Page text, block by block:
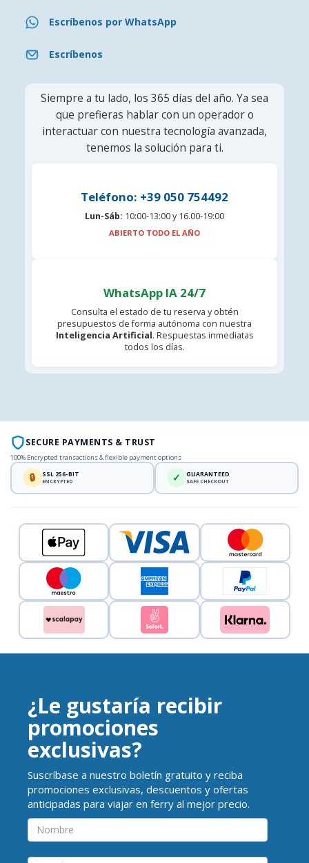
Escríbenos por WhatsApp
Escríbenos
Siempre a tu lado, los 365 días del año. Ya sea
que prefieras hablar con un operador o
interactuar con nuestra tecnología avanzada,
tenemos la solución para ti.
Teléfono: +39 050 754492
Lun-Sáb: 10:00-13:00 y 16.00-19:00
ABIERTO TODO EL AÑO
WhatsApp IA 24/7
Consulta el estado de tu reserva y obtén
presupuestos de forma autónoma con nuestra
Inteligencia Artificial. Respuestas inmediatas
todos los días.
SECURE PAYMENTS & TRUST
100% Encrypted transactions & flexible payment options
🔒 SSL 256-BIT
ENCRYPTED ✓ GUARANTEED
SAFE CHECKOUT
¿Le gustaría recibir
promociones
exclusivas?
Suscríbase a nuestro boletín gratuito y reciba
promociones exclusivas, descuentos y ofertas
anticipadas para viajar en ferry al mejor precio.